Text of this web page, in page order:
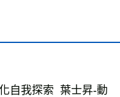
自我探索  葉士昇-動